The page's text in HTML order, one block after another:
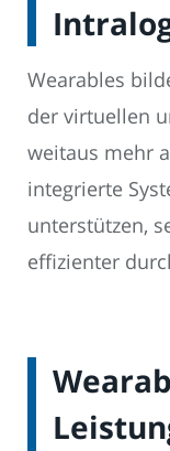
Wearables
der virtuellen
weitaus mehr
integrierte
unterstützen,
effizienter